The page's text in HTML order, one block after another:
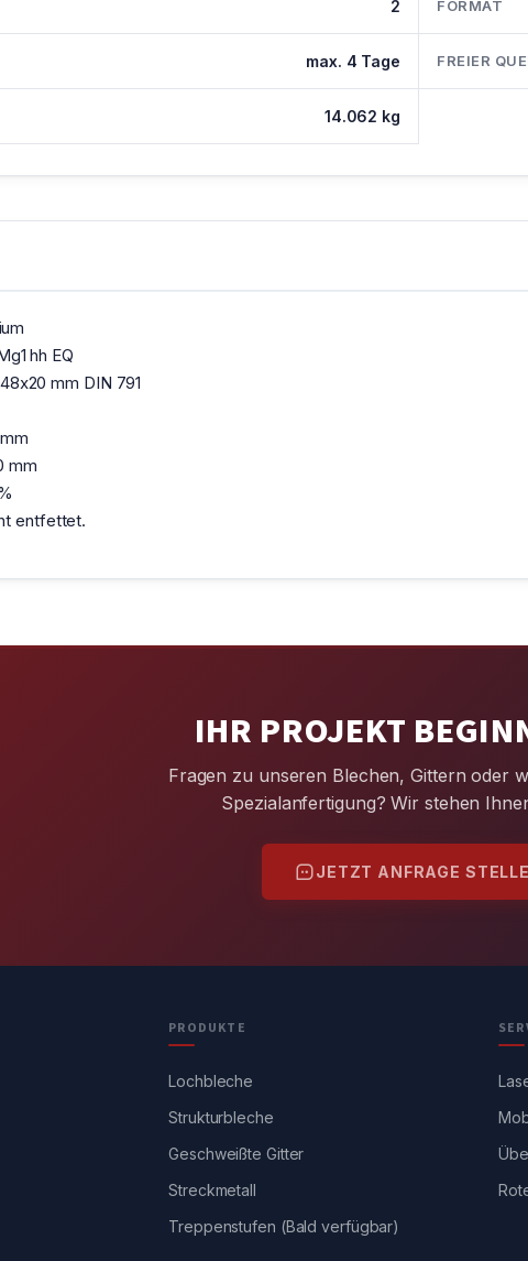
2 FORMAT
max. 4 Tage FREIER
14.062 kg
hh EQ
mm DIN 791
mm
entfettet.
IHR PROJEKT
Fragen zu unseren Blechen, Gittern oder
Spezialanfertigung? Wir stehen
JETZT ANFRAGE
PRODUKTE
Lochbleche
Strukturbleche
Geschweißte Gitter
Streckmetall
Treppenstufen (Bald verfügbar)